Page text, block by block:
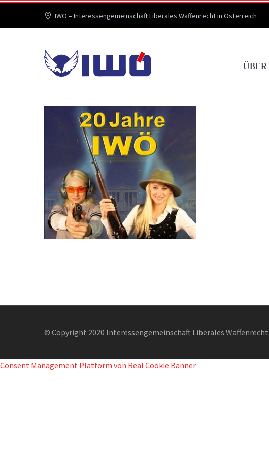
IWÖ – Interessengemeinschaft Liberales Waffenrecht in Österreich
© Copyright 2020 Interessengemeinschaft Liberales
Consent Management Platform von Real Cookie Banner